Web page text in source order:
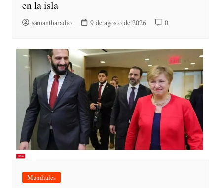
en la isla
samantharadio 9 de agosto de 2026 0
Mundiales